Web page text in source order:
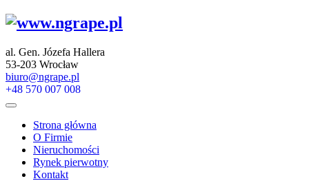
al. Gen. Józefa Hallera
53-203 Wrocław
biuro@ngrape.pl
+48 570 007 008
Strona główna
O Firmie
Nieruchomości
Rynek pierwotny
Kontakt